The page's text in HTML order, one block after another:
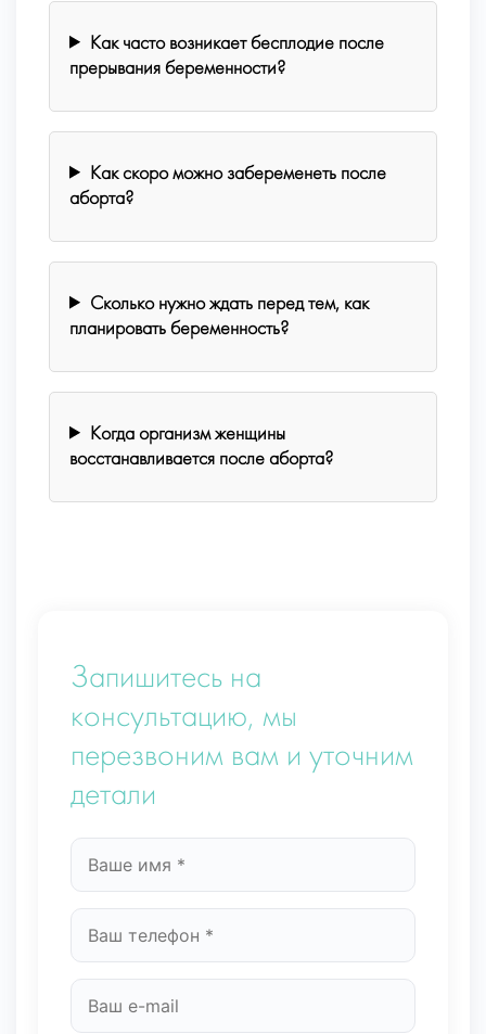
Как часто возникает бесплодие после
прерывания беременности?
Как скоро можно забеременеть после
аборта?
Сколько нужно ждать перед тем, как
планировать беременность?
Когда организм женщины
восстанавливается после аборта?
Запишитесь на
консультацию, мы
перезвоним вам и уточним
детали